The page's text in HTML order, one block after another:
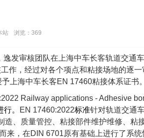
站 浏览：369
逸发审核团队在上海中车长客轨道交通
作，经过对各个项点和粘接场地的逐
上海中车长客EN 17460粘接体系证书。
Railway applications - Adhesive
行。 EN 17460:2022标准针对轨道交通
、质量管控、粘接部件维护维修、粘
来，在DIN 6701原有基础上进行了系